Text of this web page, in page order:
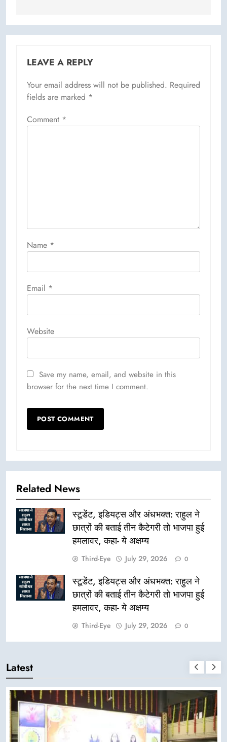
LEAVE A REPLY
Your email address will not be published. Required
fields are marked *
Comment *
Name *
Email *
Website
Save my name, email, and website in this
browser for the next time I comment.
Related News
स्टूडेंट, इडियट्स और अंधभक्त: राहुल ने
छात्रों की बताई तीन कैटेगरी तो भाजपा हुई
हमलावर, कहा- ये अक्षम्य
Third-Eye July 29, 2026 0
स्टूडेंट, इडियट्स और अंधभक्त: राहुल ने
छात्रों की बताई तीन कैटेगरी तो भाजपा हुई
हमलावर, कहा- ये अक्षम्य
Third-Eye July 29, 2026 0
Latest